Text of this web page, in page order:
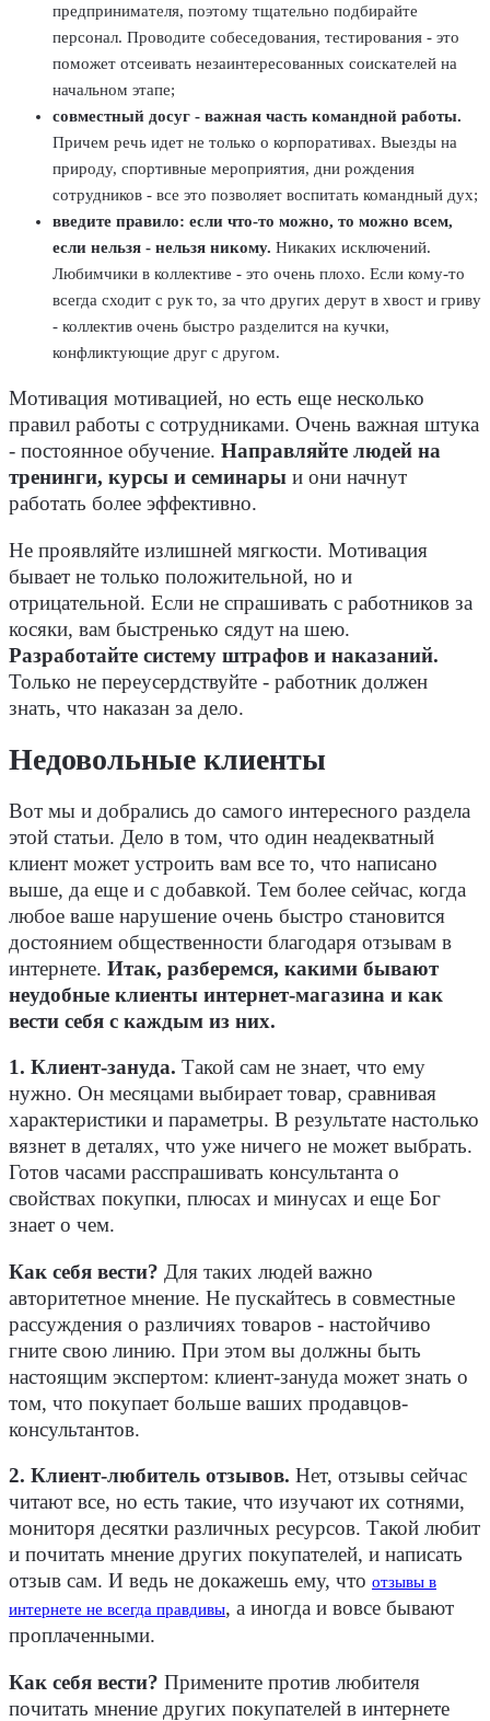
предпринимателя, поэтому тщательно подбирайте
персонал. Проводите собеседования, тестирования - это
поможет отсеивать незаинтересованных соискателей на
начальном этапе;
совместный досуг - важная часть командной работы.
Причем речь идет не только о корпоративах. Выезды на
природу, спортивные мероприятия, дни рождения
сотрудников - все это позволяет воспитать командный дух;
введите правило: если что-то можно, то можно всем,
если нельзя - нельзя никому. Никаких исключений.
Любимчики в коллективе - это очень плохо. Если кому-то
всегда сходит с рук то, за что других дерут в хвост и гриву
- коллектив очень быстро разделится на кучки,
конфликтующие друг с другом.
Мотивация мотивацией, но есть еще несколько
правил работы с сотрудниками. Очень важная штука
- постоянное обучение. Направляйте людей на
тренинги, курсы и семинары и они начнут
работать более эффективно.
Не проявляйте излишней мягкости. Мотивация
бывает не только положительной, но и
отрицательной. Если не спрашивать с работников за
косяки, вам быстренько сядут на шею.
Разработайте систему штрафов и наказаний.
Только не переусердствуйте - работник должен
знать, что наказан за дело.
Недовольные клиенты
Вот мы и добрались до самого интересного раздела
этой статьи. Дело в том, что один неадекватный
клиент может устроить вам все то, что написано
выше, да еще и с добавкой. Тем более сейчас, когда
любое ваше нарушение очень быстро становится
достоянием общественности благодаря отзывам в
интернете. Итак, разберемся, какими бывают
неудобные клиенты интернет-магазина и как
вести себя с каждым из них.
1. Клиент-зануда. Такой сам не знает, что ему
нужно. Он месяцами выбирает товар, сравнивая
характеристики и параметры. В результате настолько
вязнет в деталях, что уже ничего не может выбрать.
Готов часами расспрашивать консультанта о
свойствах покупки, плюсах и минусах и еще Бог
знает о чем.
Как себя вести? Для таких людей важно
авторитетное мнение. Не пускайтесь в совместные
рассуждения о различиях товаров - настойчиво
гните свою линию. При этом вы должны быть
настоящим экспертом: клиент-зануда может знать о
том, что покупает больше ваших продавцов-
консультантов.
2. Клиент-любитель отзывов. Нет, отзывы сейчас
читают все, но есть такие, что изучают их сотнями,
мониторя десятки различных ресурсов. Такой любит
и почитать мнение других покупателей, и написать
отзыв сам. И ведь не докажешь ему, что отзывы в
интернете не всегда правдивы, а иногда и вовсе бывают
проплаченными.
Как себя вести? Примените против любителя
почитать мнение других покупателей в интернете